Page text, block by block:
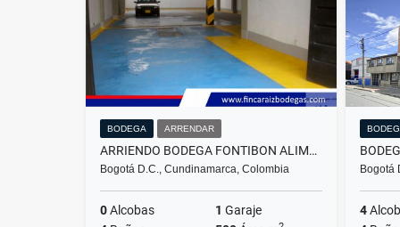
BODEGA ARRENDAR
ARRIENDO BODEGA FONTIBON ALIMENTOS
Bogotá D.C., Cundinamarca, Colombia
0Alcobas 1 Garaje
Bogotá
4